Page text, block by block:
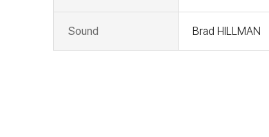
Sound Brad HILLMAN